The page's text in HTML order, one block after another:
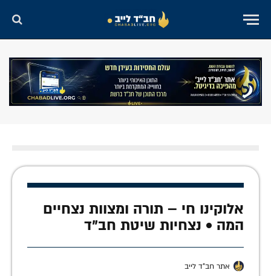
אלוקינו חי – תורה ומצוות נצחיים
המה • נצחיות שיטת חב"ד
אתר חב"ד לייב